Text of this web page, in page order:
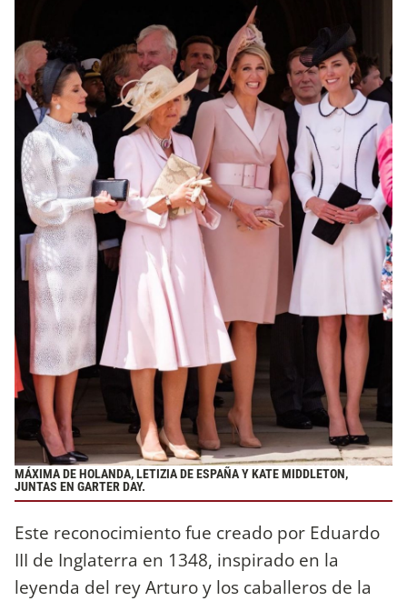
MÁXIMA DE HOLANDA, LETIZIA DE ESPAÑA Y KATE MIDDLETON,
JUNTAS EN GARTER DAY.
Este reconocimiento fue creado por Eduardo
III de Inglaterra en 1348, inspirado en la
leyenda del rey Arturo y los caballeros de la